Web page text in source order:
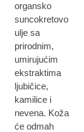
organsko
suncokretovo
ulje sa
prirodnim,
umirujućim
ekstraktima
ljubičice,
kamilice i
nevena. Koža
će odmah